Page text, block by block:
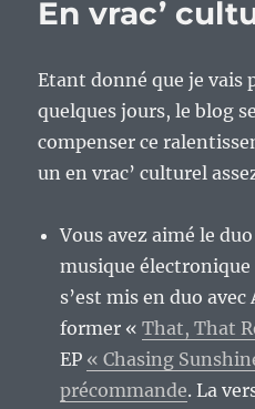
En vrac’
Etant donné que je vais
quelques jours, le blog
compenser ce
un en vrac’ culturel
Vous avez aimé le duo
musique
s’est mis en duo
former «That, That
EP « Chasing
précommande. La